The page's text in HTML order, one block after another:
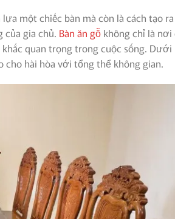
một chiếc bàn mà còn là cách tạo ra
của gia chủ. Bàn ăn gỗ không chỉ là nơi
quan trọng trong cuộc sống. Dưới
cho hài hòa với tổng thể không gian.